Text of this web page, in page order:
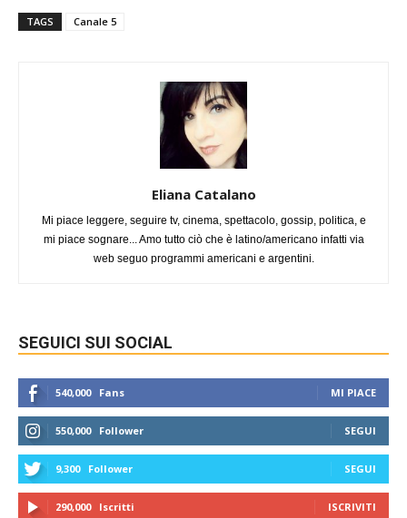
TAGS Canale 5
Eliana Catalano
Mi piace leggere, seguire tv, cinema, spettacolo, gossip, politica, e
mi piace sognare... Amo tutto ciò che è latino/americano infatti via
web seguo programmi americani e argentini.
SEGUICI SUI SOCIAL
540,000 Fans MI PIACE
550,000 Follower SEGUI
9,300 Follower SEGUI
290,000 Iscritti ISCRIVITI